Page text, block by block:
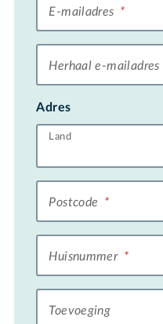
E-mailadres *
Herhaal e-mailadres
Adres
Land
Postcode *
Huisnummer *
Toevoeging